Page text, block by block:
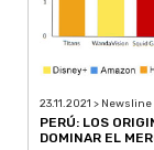
23.11.2021 >
PERÚ: LOS
DOMINAR EL